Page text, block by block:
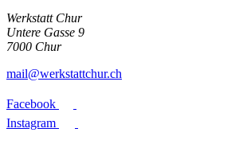
Werkstatt Chur
Untere Gasse 9
7000 Chur
mail@werkstattchur.ch
Facebook
Instagram